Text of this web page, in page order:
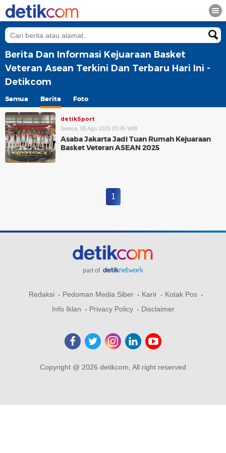
Berita Dan Informasi Kejuaraan Basket
Veteran Asean Terkini Dan Terbaru Hari Ini -
Detikcom
Semua Berita Foto
detikSport
Selasa, 05 Agu 2025 03:45 WIB
Asaba Jakarta Jadi Tuan Rumah Kejuaraan
Basket Veteran ASEAN 2025
1
part of
Redaksi Pedoman Media Siber Karir
Kotak Pos
Info Iklan
Privacy Policy Disclaimer
Copyright @ 2026 detikcom, All right reserved